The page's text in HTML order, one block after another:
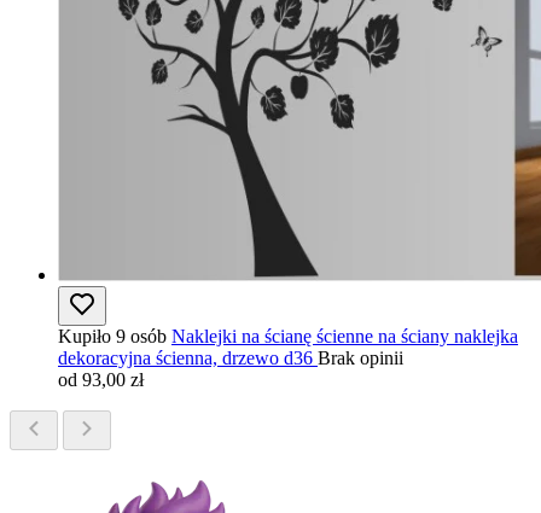
Kupiło 9 osób Naklejki na ścianę ścienne na ściany naklejka
dekoracyjna ścienna, drzewo d36 Brak opinii
od 93,00 zł